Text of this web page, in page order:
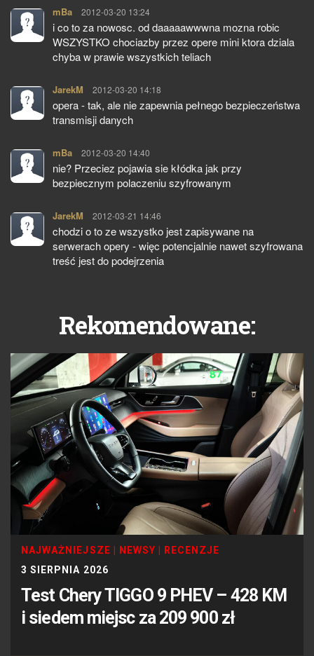
mBa pisze:
2012-03-20 13:24
i co to za nowosc. od daaaaawwwna mozna robic
WSZYSTKO chociazby przez opere mini ktora dziala
chyba w prawie wszystkich teliach
JarekM pisze:
2012-03-20 14:18
opera - tak, ale nie zapewnia pełnego bezpieczeństwa
transmisji danych
mBa pisze:
2012-03-20 14:40
nie? Przeciez pojawia sie kłódka jak przy
bezpiecznym polaczeniu szyfrowanym
JarekM pisze:
2012-03-21 14:46
chodzi o to ze wszystko jest zapisywane na
serwerach opery - więc potencjalnie nawet szyfrowana
treść jest do podejrzenia
Rekomendowane:
NAJWAŻNIEJSZE NEWSY
RECENZJE
3 SIERPNIA 2026
Test Chery TIGGO 9 PHEV – 428 KM
i siedem miejsc za 209 900 zł